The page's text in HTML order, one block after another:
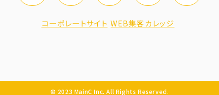
コーポレートサイト WEB集客カレッジ
© 2023 MainC Inc. All Rights Reserved.